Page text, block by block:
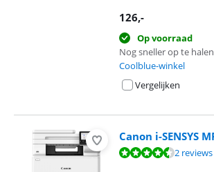
126,-
Op voorraad
Nog sneller op te
Coolblue-winkel
Vergelijken
Canon i-SENSYS
Beoordeling is 9,4 van de 10, gebaseerd op 22 reviews